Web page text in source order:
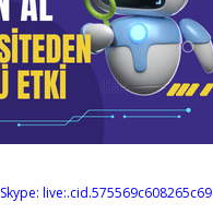
Skype: live:.cid.575569c608265c69